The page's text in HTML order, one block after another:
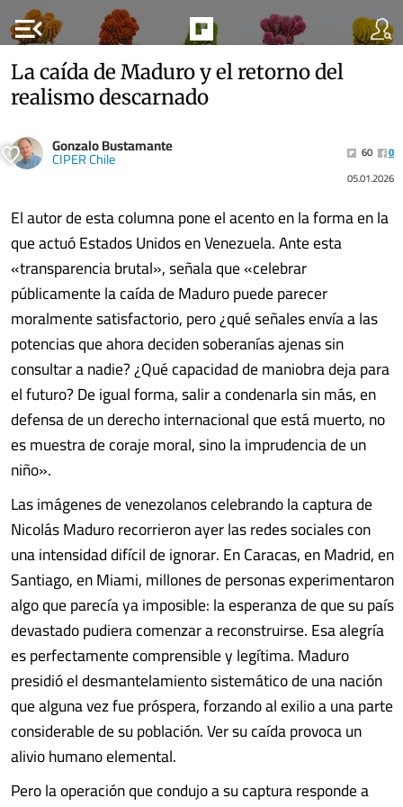
menu_open
La caída de Maduro y el retorno del
realismo descarnado
Gonzalo Bustamante
CIPER Chile 60
0
05.01.2026
El autor de esta columna pone el acento en la forma en la
que actuó Estados Unidos en Venezuela. Ante esta
«transparencia brutal», señala que «celebrar
públicamente la caída de Maduro puede parecer
moralmente satisfactorio, pero ¿qué señales envía a las
potencias que ahora deciden soberanías ajenas sin
consultar a nadie? ¿Qué capacidad de maniobra deja para
el futuro? De igual forma, salir a condenarla sin más, en
defensa de un derecho internacional que está muerto, no
es muestra de coraje moral, sino la imprudencia de un
niño».
Las imágenes de venezolanos celebrando la captura de
Nicolás Maduro recorrieron ayer las redes sociales con
una intensidad difícil de ignorar. En Caracas, en Madrid, en
Santiago, en Miami, millones de personas experimentaron
algo que parecía ya imposible: la esperanza de que su país
devastado pudiera comenzar a reconstruirse. Esa alegría
es perfectamente comprensible y legítima. Maduro
presidió el desmantelamiento sistemático de una nación
que alguna vez fue próspera, forzando al exilio a una parte
considerable de su población. Ver su caída provoca un
alivio humano elemental.
Pero la operación que condujo a su captura responde a